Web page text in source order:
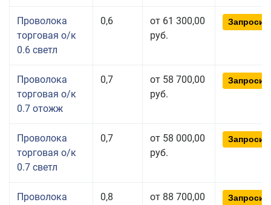
Проволока
торговая о/к
0.6 светл
0,6
от 61 300,00
руб.
Проволока
торговая о/к
0.7 отожж
0,7
от 58 700,00
руб.
Проволока
торговая о/к
0.7 светл
0,7
от 58 000,00
руб.
Проволока
0,8
от 88 700,00